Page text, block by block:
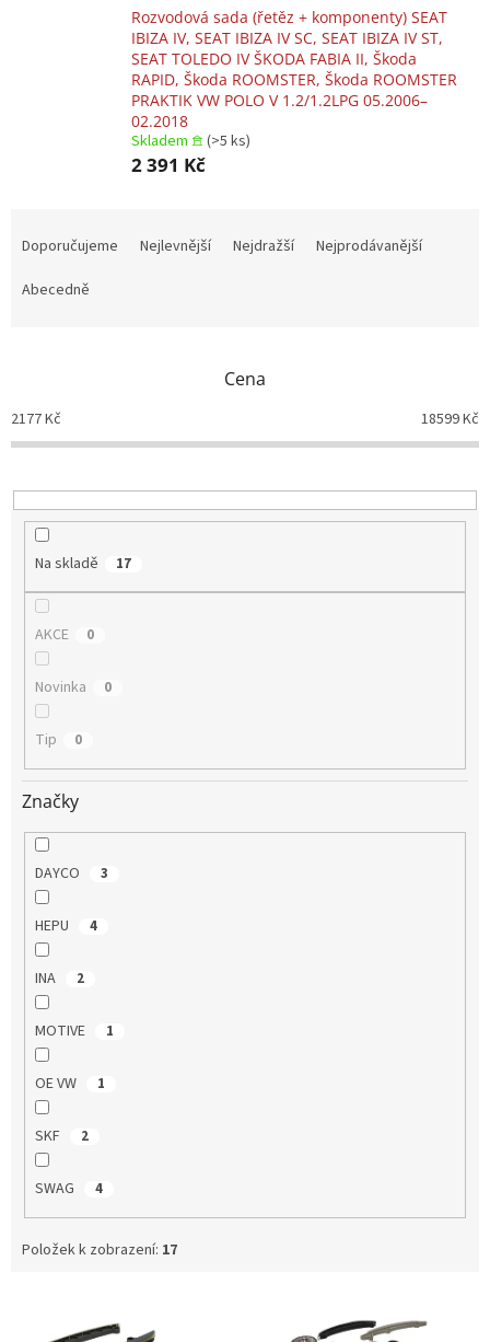
Rozvodová sada (řetěz + komponenty) SEAT
IBIZA IV, SEAT IBIZA IV SC, SEAT IBIZA IV ST,
SEAT TOLEDO IV ŠKODA FABIA II, Škoda
RAPID, Škoda ROOMSTER, Škoda ROOMSTER
PRAKTIK VW POLO V 1.2/1.2LPG 05.2006–
02.2018
Skladem 𖠿 (>5 ks)
2 391 Kč
o
d
k
t
Doporučujeme Nejlevnější Nejdražší
Nejprodávanější
Abecedně
Cena
2177Kč 18599Kč
Na skladě 17
AKCE 0
Novinka 0
Tip 0
Značky
DAYCO 3
HEPU 4
INA 2
MOTIVE 1
OE VW 1
SKF 2
SWAG 4
Položek k zobrazení: 17